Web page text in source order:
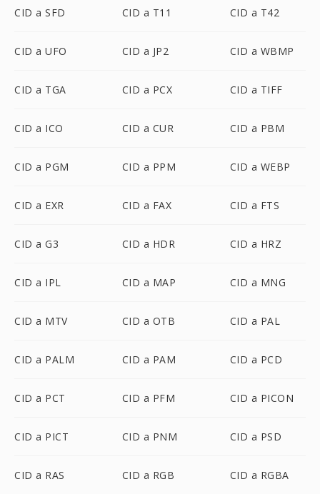
CID a SFD CID a T11 CID a T42
CID a UFO CID a JP2 CID a WBMP
CID a TGA CID a PCX CID a TIFF
CID a ICO CID a CUR CID a PBM
CID a PGM CID a PPM CID a WEBP
CID a EXR CID a FAX CID a FTS
CID a G3 CID a HDR CID a HRZ
CID a IPL CID a MAP CID a MNG
CID a MTV CID a OTB CID a PAL
CID a PALM CID a PAM CID a PCD
CID a PCT CID a PFM CID a PICON
CID a PICT CID a PNM CID a PSD
CID a RAS CID a RGB CID a RGBA